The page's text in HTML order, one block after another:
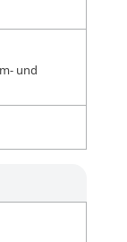
und